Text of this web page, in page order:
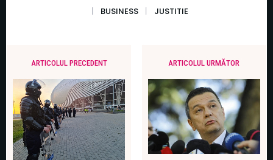
BUSINESS
JUSTITIE
ARTICOLUL PRECEDENT ARTICOLUL URMĂTOR